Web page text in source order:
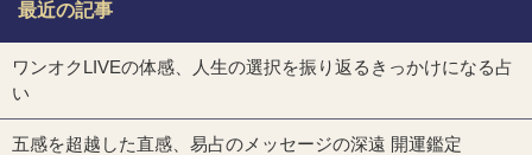
最近の記事
ワンオクLIVEの体感、人生の選択を振り返るきっかけになる占
い
五感を超越した直感、易占のメッセージの深遠 開運鑑定